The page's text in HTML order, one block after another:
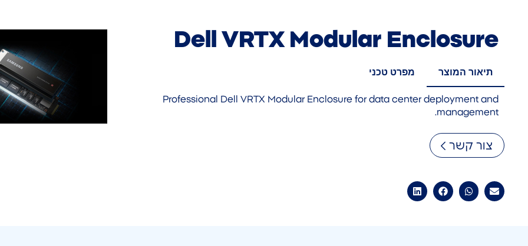
Dell VRTX Modular Enclosure
תיאור המוצר מפרט טכני
Professional Dell VRTX Modular Enclosure for data center deployment and
management.
צור קשר